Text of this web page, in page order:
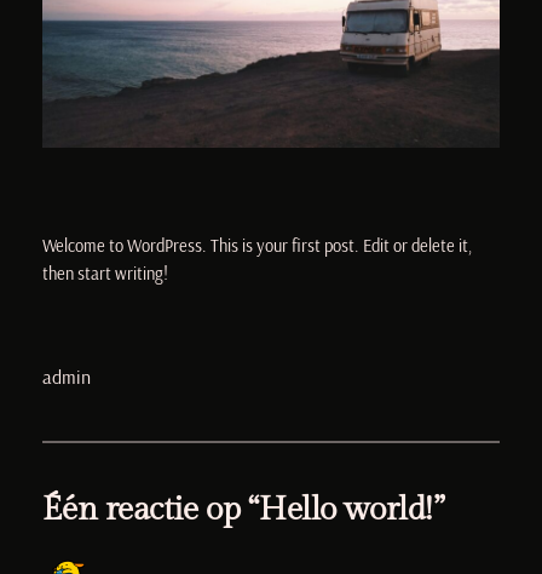
Welcome to WordPress. This is your first post. Edit or delete it,
then start writing!
admin
Één reactie op “Hello world!”